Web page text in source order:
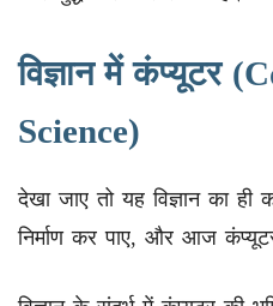
विज्ञान में कंप्यूटर
Science)
देखा जाए तो यह विज्ञान का ही
निर्माण कर पाए, और आज